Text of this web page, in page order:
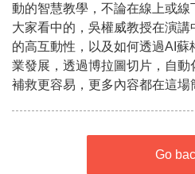
動的智慧教學，不論在線上或
大家看中的，吳權威教授在演
的高互動性，以及如何透過AI
業發展，透過博拉圖切片，自
補救更容易，更多內容都在這場
Go